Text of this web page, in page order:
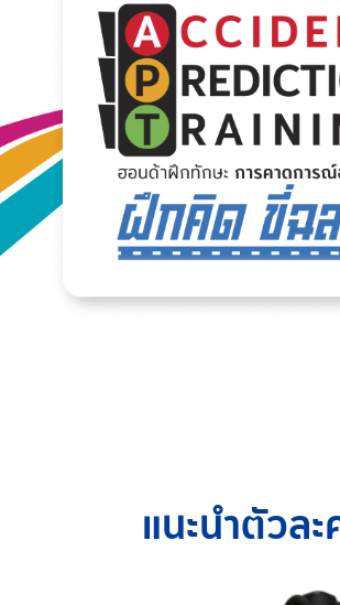
แนะนำตัวละ